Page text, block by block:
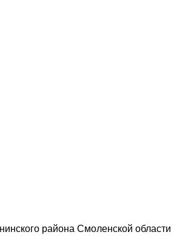
района Смоленской области